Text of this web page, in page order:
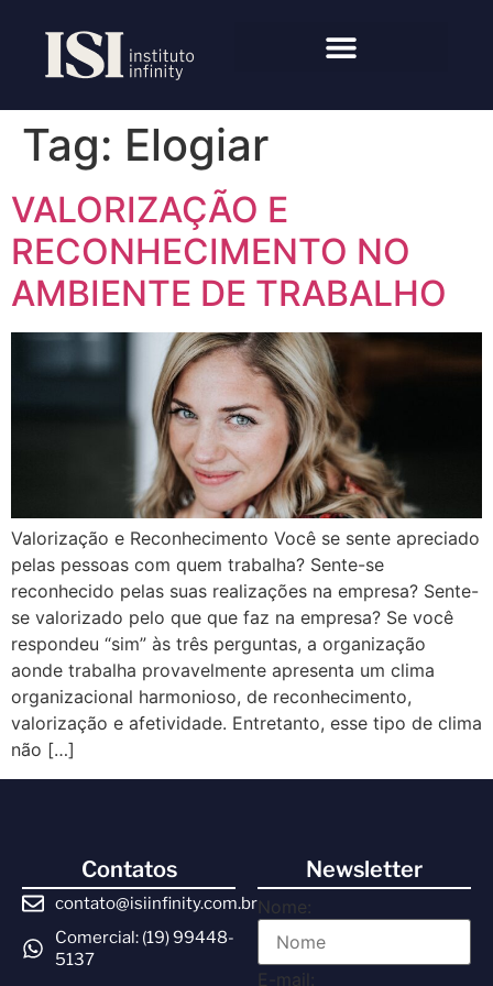
Tag: Elogiar
VALORIZAÇÃO E
RECONHECIMENTO NO
AMBIENTE DE TRABALHO
Valorização e Reconhecimento Você se sente apreciado
pelas pessoas com quem trabalha? Sente-se
reconhecido pelas suas realizações na empresa? Sente-
se valorizado pelo que que faz na empresa? Se você
respondeu “sim” às três perguntas, a organização
aonde trabalha provavelmente apresenta um clima
organizacional harmonioso, de reconhecimento,
valorização e afetividade. Entretanto, esse tipo de clima
não […]
Contatos
contato@isiinfinity.com.br
Comercial: (19) 99448-
5137
Newsletter
Nome:
E-mail: